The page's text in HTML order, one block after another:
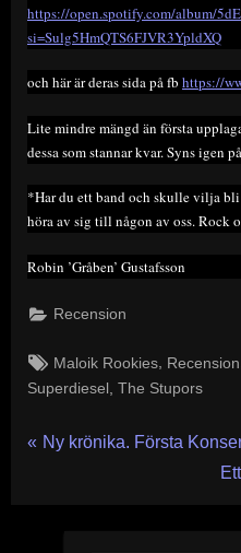
https://open.spotify.com/album/
si=Sulg5HmQTS6FJVR3YpldXQ
och här är deras sida på fb https://
Lite mindre mängd än första
dessa som stannar kvar. Syns igen
*Har du ett band och skulle vilja
höra av sig till någon av oss. Rock
Robin ’Gråben’ Gustafsson
Recension
Tags:
Maloik Rookies Recension
Superdiesel
The Stupors
P
Ny krönika. Första
N